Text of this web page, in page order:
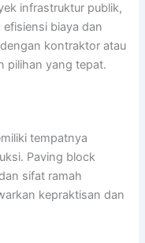
infrastruktur publik,
biaya dan
kontraktor atau
pilihan yang tepat.
tempatnya
Paving block
sifat ramah
kepraktisan dan